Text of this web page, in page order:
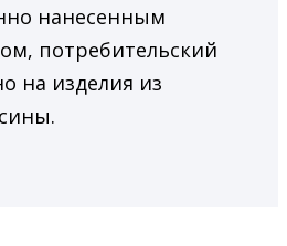
нанесенным
потребительский
на изделия из